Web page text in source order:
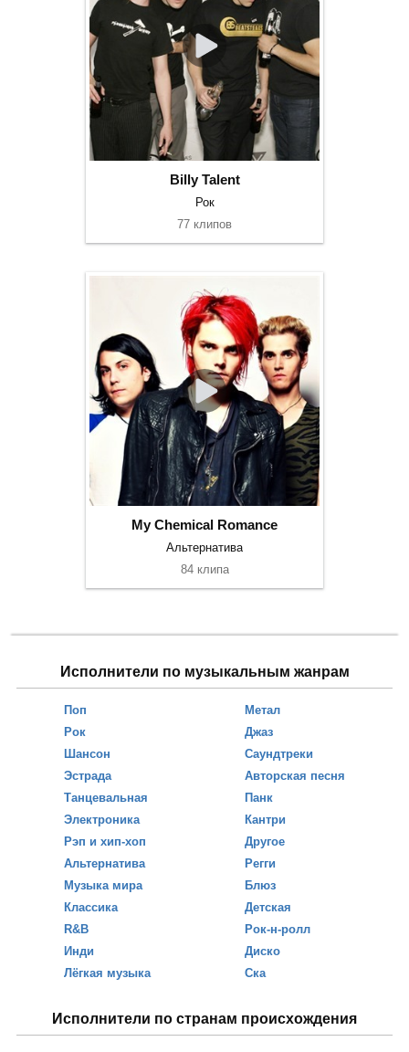
Billy Talent
Рок
77 клипов
My Chemical Romance
Альтернатива
84 клипа
Исполнители по музыкальным жанрам
Поп
Рок
Шансон
Эстрада
Танцевальная
Электроника
Рэп и хип-хоп
Альтернатива
Музыка мира
Классика
R&B
Инди
Лёгкая музыка
Метал
Джаз
Саундтреки
Авторская песня
Панк
Кантри
Другое
Регги
Блюз
Детская
Рок-н-ролл
Диско
Ска
Исполнители по странам происхождения